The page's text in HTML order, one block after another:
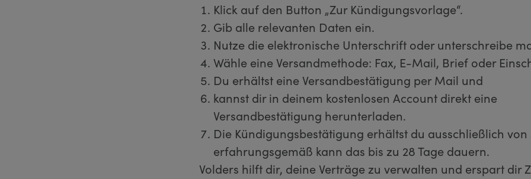
Klick auf den Button „Zur Kündigungsvorlage“.
Gib alle relevanten Daten ein.
Nutze die elektronische Unterschrift oder unterschreibe
Wähle eine Versandmethode: Fax, E-Mail, Brief oder
Du erhältst eine Versandbestätigung per Mail und
kannst dir in deinem kostenlosen Account direkt eine
Versandbestätigung herunterladen.
Die Kündigungsbestätigung erhältst du ausschließlich von
erfahrungsgemäß kann das bis zu 28 Tage dauern.
Volders hilft dir, deine Verträge zu verwalten und erspart dir